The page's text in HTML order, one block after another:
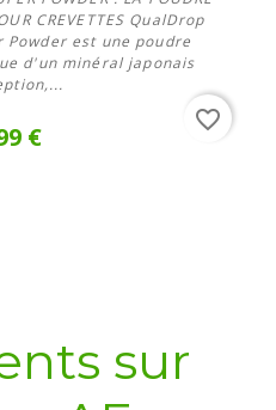
CREVETTES QualDrop
est une poudre
d'un minéral japonais
€
favorite_border
sur